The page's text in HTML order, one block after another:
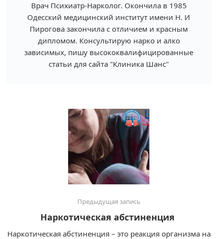
Врач Психиатр-Нарколог. Окончила в 1985
Одесский медицинский институт имени Н. И
Пирогова закончила с отличием и красным
дипломом. Консультирую нарко и алко
зависимых, пишу высококвалифицированные
статьи для сайта "Клиника Шанс"
Предыдущая запись
Наркотическая абстиненция
Наркотическая абстиненция – это реакция организма на